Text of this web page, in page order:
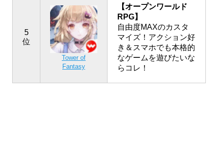
5
位
Tower of
Fantasy
【オープンワールド
RPG】
自由度MAXのカスタ
マイズ！アクション好
き＆スマホでも本格的
なゲームを遊びたいな
らコレ！